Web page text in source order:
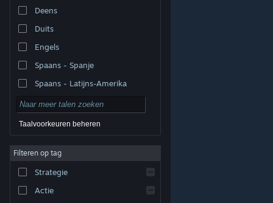
© Valve Corporation. Alle rechten voorbehouden. Alle
handelsmerken zijn eigendom van hun respectieve
Privacybeleid|Juridische informatie
Toegankelijkheid
|
Terugbetalingen
Deens
Duits
Engels
Spaans - Spanje
Spaans - Latijns-Amerika
Taalvoorkeuren beheren
Filteren op tag
Strategie
Actie